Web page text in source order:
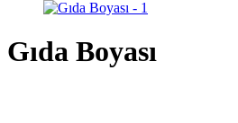
Gıda Boyası